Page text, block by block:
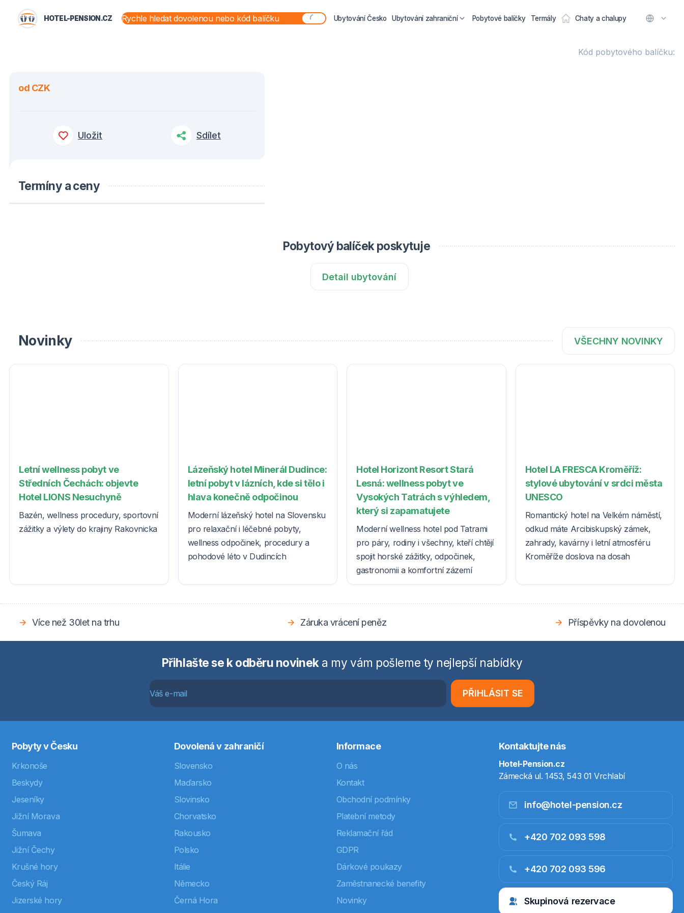
HOTEL-PENSION.CZ Ubytování Česko Ubytování zahraniční Pobytové balíčky Termály Chaty a chalupy
Kód pobytového balíčku:
od CZK
Uložit Sdílet
Termíny a ceny
Pobytový balíček poskytuje
Detail ubytování
Novinky VŠECHNY NOVINKY
Letní wellness pobyt ve
Středních Čechách: objevte
Hotel LIONS Nesuchyně
Bazén, wellness procedury, sportovní
zážitky a výlety do krajiny Rakovnicka
Lázeňský hotel Minerál Dudince:
letní pobyt v lázních, kde si tělo i
hlava konečně odpočinou
Moderní lázeňský hotel na Slovensku
pro relaxační i léčebné pobyty,
wellness odpočinek, procedury a
pohodové léto v Dudincích
Hotel Horizont Resort Stará
Lesná: wellness pobyt ve
Vysokých Tatrách s výhledem,
který si zapamatujete
Moderní wellness hotel pod Tatrami
pro páry, rodiny i všechny, kteří chtějí
spojit horské zážitky, odpočinek,
gastronomii a komfortní zázemí
Hotel LA FRESCA Kroměříž:
stylové ubytování v srdci města
UNESCO
Romantický hotel na Velkém náměstí,
odkud máte Arcibiskupský zámek,
zahrady, kavárny i letní atmosféru
Kroměříže doslova na dosah
Více než 30let na trhu Záruka vrácení peněz Příspěvky na dovolenou
Přihlašte se k odběru novinek a my vám pošleme ty nejlepší nabídky
PŘIHLÁSIT SE
Pobyty v Česku
Krkonoše
Beskydy
Jeseníky
Jižní Morava
Šumava
Jižní Čechy
Krušné hory
Český Ráj
Jizerské hory
Dovolená v zahraničí
Slovensko
Maďarsko
Slovinsko
Chorvatsko
Rakousko
Polsko
Itálie
Německo
Černá Hora
Informace
O nás
Kontakt
Obchodní podmínky
Platební metody
Reklamační řád
GDPR
Dárkové poukazy
Zaměstnanecké benefity
Novinky
Kontaktujte nás
Hotel-Pension.cz
Zámecká ul. 1453, 543 01 Vrchlabí
info@hotel-pension.cz
+420 702 093 598
+420 702 093 596
Skupinová rezervace